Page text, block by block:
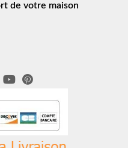
de votre maison